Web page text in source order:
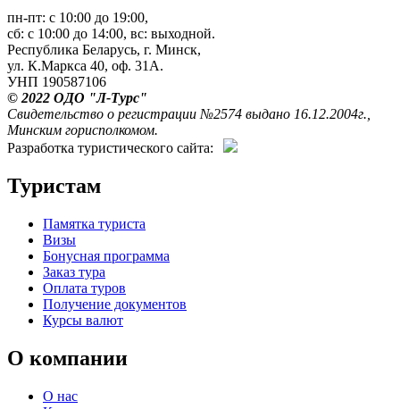
пн-пт: с 10:00 до 19:00,
сб: с 10:00 до 14:00, вс: выходной.
Республика Беларусь, г. Минск,
ул. К.Маркса 40, оф. 31А.
УНП 190587106
© 2022 ОДО "Л-Турс"
Свидетельство о регистрации №2574 выдано 16.12.2004г.,
Минским горисполкомом.
Разработка туристического сайта:
Туристам
Памятка туриста
Визы
Бонусная программа
Заказ тура
Оплата туров
Получение документов
Курсы валют
О компании
О нас